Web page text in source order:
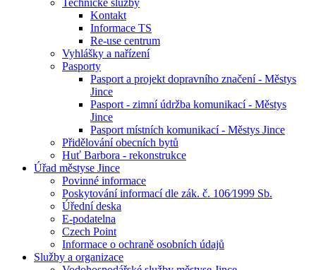
Technické služby
Kontakt
Informace TS
Re-use centrum
Vyhlášky a nařízení
Pasporty
Pasport a projekt dopravního značení - Městys
Jince
Pasport - zimní údržba komunikací - Městys
Jince
Pasport místních komunikací - Městys Jince
Přidělování obecních bytů
Huť Barbora - rekonstrukce
Úřad městyse Jince
Povinné informace
Poskytování informací dle zák. č. 106⁄1999 Sb.
Úřední deska
E-podatelna
Czech Point
Informace o ochraně osobních údajů
Služby a organizace